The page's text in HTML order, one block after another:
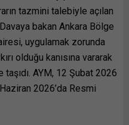
tazmini talebiyle açılan
bakan Ankara Bölge
uygulamak zorunda
olduğu kanısına vararak
AYM, 12 Şubat 2026
2026’da Resmi